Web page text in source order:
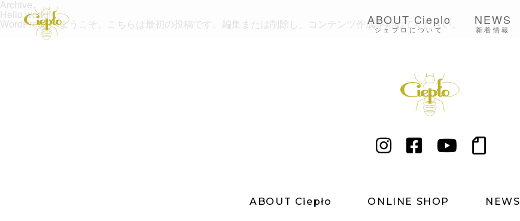
ABOUT Cieplo
シェプロについて
NEWS
新着情報
Archive
Hello world!
WordPress へようこそ。こちらは最初の投稿です。編集または削除し、コンテンツ作成を始めてください。
ABOUT Ciepło ONLINE SHOP NEWS